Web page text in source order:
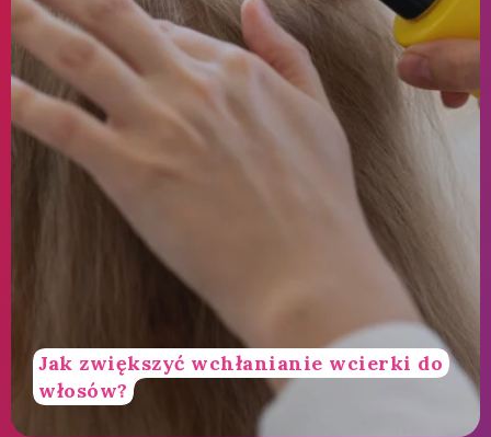
Jak zwiększyć wchłanianie wcierki do
włosów?